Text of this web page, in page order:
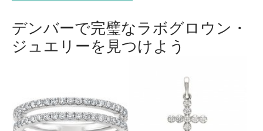
デンバーで完璧なラボグロウン・
ジュエリーを見つけよう